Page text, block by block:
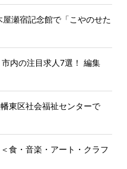
瀬宿記念館で「こやのせた
市内の注目求人7選！ 編集
東区社会福祉センターで
食・音楽・アート・クラフ